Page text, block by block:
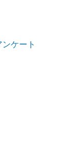
ンケート